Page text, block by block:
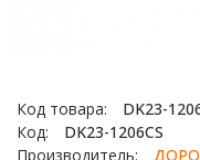
Код товара:
DK23-
Код:
DK23-1206CS
Производитель: